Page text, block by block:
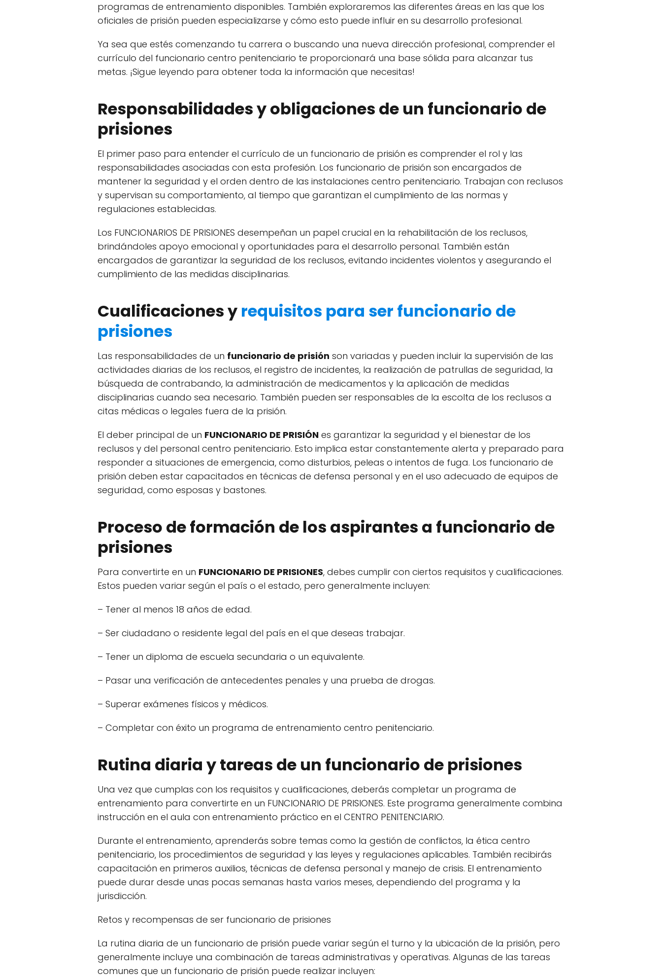
programas de entrenamiento disponibles. También exploraremos las diferentes áreas en las que los
oficiales de prisión pueden especializarse y cómo esto puede influir en su desarrollo profesional.
Ya sea que estés comenzando tu carrera o buscando una nueva dirección profesional, comprender el
currículo del funcionario centro penitenciario te proporcionará una base sólida para alcanzar tus
metas. ¡Sigue leyendo para obtener toda la información que necesitas!
Responsabilidades y obligaciones de un funcionario de
prisiones
El primer paso para entender el currículo de un funcionario de prisión es comprender el rol y las
responsabilidades asociadas con esta profesión. Los funcionario de prisión son encargados de
mantener la seguridad y el orden dentro de las instalaciones centro penitenciario. Trabajan con reclusos
y supervisan su comportamiento, al tiempo que garantizan el cumplimiento de las normas y
regulaciones establecidas.
Los FUNCIONARIOS DE PRISIONES desempeñan un papel crucial en la rehabilitación de los reclusos,
brindándoles apoyo emocional y oportunidades para el desarrollo personal. También están
encargados de garantizar la seguridad de los reclusos, evitando incidentes violentos y asegurando el
cumplimiento de las medidas disciplinarias.
Cualificaciones y requisitos para ser funcionario de
prisiones
Las responsabilidades de un funcionario de prisión son variadas y pueden incluir la supervisión de las
actividades diarias de los reclusos, el registro de incidentes, la realización de patrullas de seguridad, la
búsqueda de contrabando, la administración de medicamentos y la aplicación de medidas
disciplinarias cuando sea necesario. También pueden ser responsables de la escolta de los reclusos a
citas médicas o legales fuera de la prisión.
El deber principal de un FUNCIONARIO DE PRISIÓN es garantizar la seguridad y el bienestar de los
reclusos y del personal centro penitenciario. Esto implica estar constantemente alerta y preparado para
responder a situaciones de emergencia, como disturbios, peleas o intentos de fuga. Los funcionario de
prisión deben estar capacitados en técnicas de defensa personal y en el uso adecuado de equipos de
seguridad, como esposas y bastones.
Proceso de formación de los aspirantes a funcionario de
prisiones
Para convertirte en un FUNCIONARIO DE PRISIONES, debes cumplir con ciertos requisitos y cualificaciones.
Estos pueden variar según el país o el estado, pero generalmente incluyen:
– Tener al menos 18 años de edad.
– Ser ciudadano o residente legal del país en el que deseas trabajar.
– Tener un diploma de escuela secundaria o un equivalente.
– Pasar una verificación de antecedentes penales y una prueba de drogas.
– Superar exámenes físicos y médicos.
– Completar con éxito un programa de entrenamiento centro penitenciario.
Rutina diaria y tareas de un funcionario de prisiones
Una vez que cumplas con los requisitos y cualificaciones, deberás completar un programa de
entrenamiento para convertirte en un FUNCIONARIO DE PRISIONES. Este programa generalmente combina
instrucción en el aula con entrenamiento práctico en el CENTRO PENITENCIARIO.
Durante el entrenamiento, aprenderás sobre temas como la gestión de conflictos, la ética centro
penitenciario, los procedimientos de seguridad y las leyes y regulaciones aplicables. También recibirás
capacitación en primeros auxilios, técnicas de defensa personal y manejo de crisis. El entrenamiento
puede durar desde unas pocas semanas hasta varios meses, dependiendo del programa y la
jurisdicción.
Retos y recompensas de ser funcionario de prisiones
La rutina diaria de un funcionario de prisión puede variar según el turno y la ubicación de la prisión, pero
generalmente incluye una combinación de tareas administrativas y operativas. Algunas de las tareas
comunes que un funcionario de prisión puede realizar incluyen: